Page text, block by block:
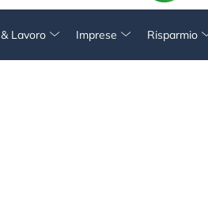
Lavoro Imprese Risparmio